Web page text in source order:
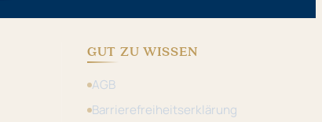
GUT ZU WISSEN
AGB
Barrierefreiheitserklärung